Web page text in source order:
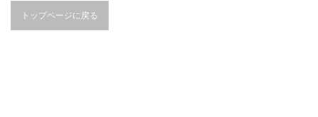
トップページに戻る